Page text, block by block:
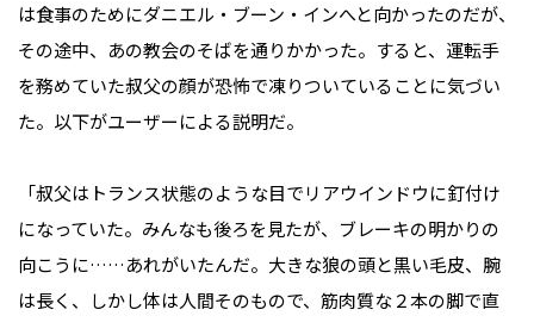
は食事のためにダニエル・ブーン・インへと向かったのだが、
その途中、あの教会のそばを通りかかった。すると、運転手
を務めていた叔父の顔が恐怖で凍りついていることに気づい
た。以下がユーザーによる説明だ。
「叔父はトランス状態のような目でリアウインドウに釘付け
になっていた。みんなも後ろを見たが、ブレーキの明かりの
向こうに……あれがいたんだ。大きな狼の頭と黒い毛皮、腕
は長く、しかし体は人間そのもので、筋肉質な２本の脚で直